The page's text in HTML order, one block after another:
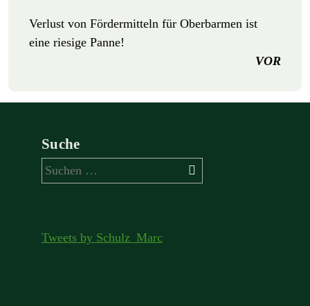
Verlust von Fördermitteln für Oberbarmen ist
eine riesige Panne!
VOR
Suche
Suchen
nach:
Tweets by Schulz_Marc